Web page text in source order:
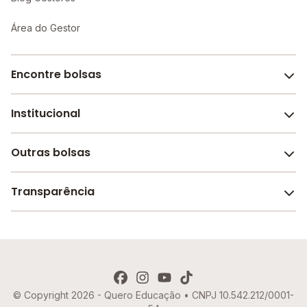
Área do Gestor
Encontre bolsas
Melhores escolas de São Paulo
Escolas por cidade e bairro
Institucional
Sobre o Melhor Escola
Revista Melhor Escola
Outras bolsas
Faculdades e universidades
Transparência
Política de Cookies
© Copyright 2026 - Quero Educação • CNPJ 10.542.212/0001-